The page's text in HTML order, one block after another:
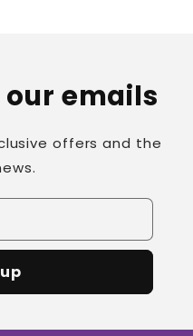
emails
offers and the